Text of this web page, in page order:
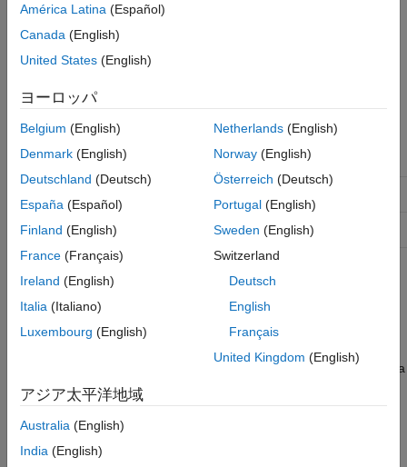
Methods
Version History
See Also
This class is an interface for creating custom observers for
models with SimEvents
functions are also provided to interact with event calendars,
Class Attributes
Abstract
StrictDefaults
For information on class attributes, seeClass Attributes
Creation
modelName )returns an object of the
class, used to create a model observer for a
SimEvents model.
Input Arguments
expand all
América Latina (Español)
Canada (English)
United States (English)
ヨーロッパ
Belgium (English)
Denmark (English)
Deutschland (Deutsch)
España (Español)
Finland (English)
France (Français)
Ireland (English)
Italia (Italiano)
Luxembourg (English)
Netherlands(English)
Norway(English)
Österreich (Deutsch)
Portugal(English)
Sweden (English)
Switzerland
Deutsch
English
Français
United Kingdom (English)
アジア太平洋地域
Australia (English)
India (English)